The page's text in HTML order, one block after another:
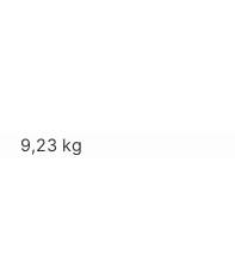
9,23 kg